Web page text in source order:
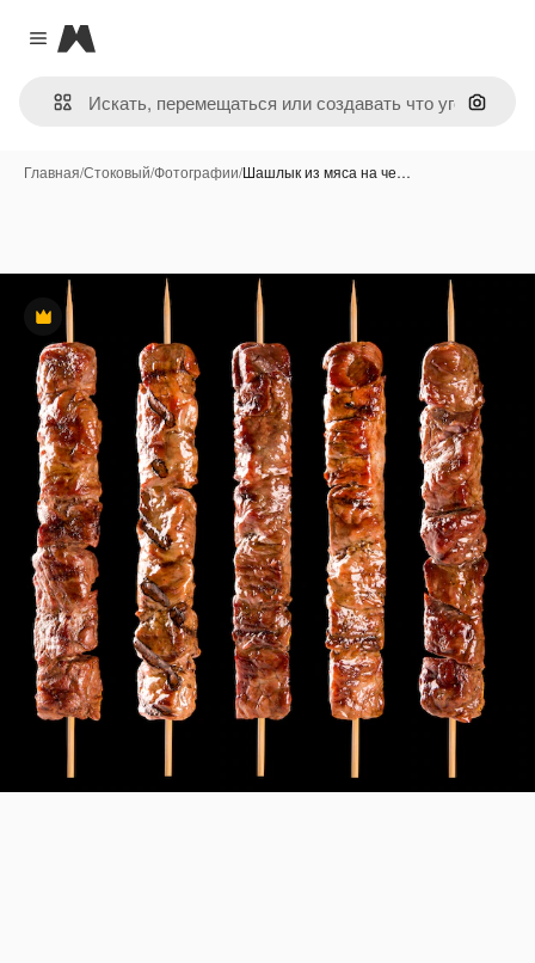
Close menu
Magnific
Поиск
Главная/Стоковый/Фотографии/Шашлык из мяса на че…
Премиум